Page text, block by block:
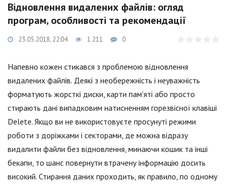
Відновлення видалених файлів: огляд
програм, особливості та рекомендації
23.05.2018, 22:04 1 211 0
Напевно кожен стикався з проблемою відновлення
видалених файлів. Деякі з необережність і неуважність
форматують жорсткі диски, карти пам'яті або просто
стирають дані випадковим натисненням горезвісної клавіші
Delete. Якщо ви не використовуєте просунуті режими
роботи з доріжками і секторами, де можна відразу
видалити файли без відновлення, минаючи кошик та інші
бекапи, то шанс повернути втрачену інформацію досить
високий. Стирання даних проходить, як правило, по одному